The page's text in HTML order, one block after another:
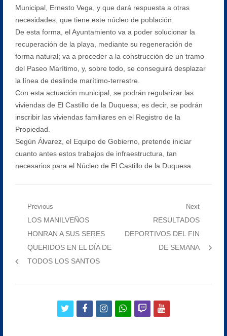
Municipal, Ernesto Vega, y que dará respuesta a otras
necesidades, que tiene este núcleo de población.
De esta forma, el Ayuntamiento va a poder solucionar la
recuperación de la playa, mediante su regeneración de
forma natural; va a proceder a la construcción de un tramo
del Paseo Marítimo, y, sobre todo, se conseguirá desplazar
la línea de deslinde marítimo-terrestre.
Con esta actuación municipal, se podrán regularizar las
viviendas de El Castillo de la Duquesa; es decir, se podrán
inscribir las viviendas familiares en el Registro de la
Propiedad.
Según Álvarez, el Equipo de Gobierno, pretende iniciar
cuanto antes estos trabajos de infraestructura, tan
necesarios para el Núcleo de El Castillo de la Duquesa.
Navegación
entradas
Previous
Previous
post:
LOS MANILVEÑOS
HONRAN A SUS SERES
QUERIDOS EN EL DÍA DE
TODOS LOS SANTOS
Next
Next
post:
RESULTADOS
DEPORTIVOS DEL FIN
DE SEMANA
twitterfacebookinstagramwhatsapp
twitchyoutube